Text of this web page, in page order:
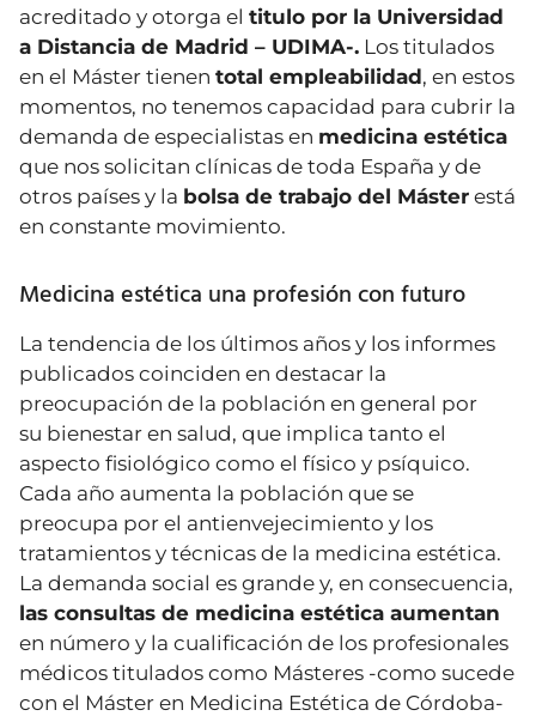
acreditado y otorga el titulo por la Universidad
a Distancia de Madrid – UDIMA-. Los titulados
en el Máster tienen total empleabilidad, en estos
momentos, no tenemos capacidad para cubrir la
demanda de especialistas en medicina estética
que nos solicitan clínicas de toda España y de
otros países y la bolsa de trabajo del Máster está
en constante movimiento.
Medicina estética una profesión con futuro
La tendencia de los últimos años y los informes
publicados coinciden en destacar la
preocupación de la población en general por
su bienestar en salud, que implica tanto el
aspecto fisiológico como el físico y psíquico.
Cada año aumenta la población que se
preocupa por el antienvejecimiento y los
tratamientos y técnicas de la medicina estética.
La demanda social es grande y, en consecuencia,
las consultas de medicina estética aumentan
en número y la cualificación de los profesionales
médicos titulados como Másteres -como sucede
con el Máster en Medicina Estética de Córdoba-